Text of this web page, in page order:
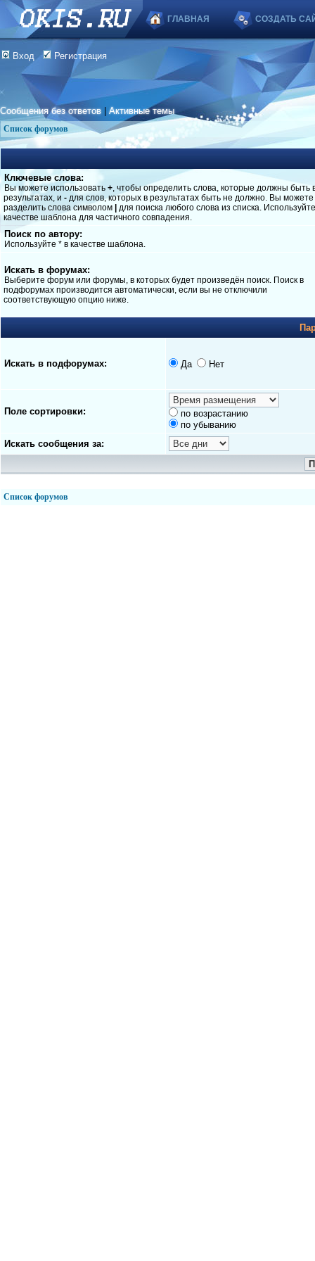
ГЛАВНАЯ СОЗДАТЬ
Вход Регистрация
Сообщения без ответов |Активные темы
Список форумов
Ключевые слова:
Вы можете использовать +, чтобы определить слова, которые должны быть
результатах, и - для слов, которых в результатах быть не должно. Вы можете
разделить слова символом
для поиска любого слова из списка.
качестве шаблона для частичного совпадения.
Поиск по автору:
Используйте * в качестве шаблона.
Искать в форумах:
Выберите форум или форумы, в которых будет произведён поиск. Поиск в
подфорумах производится автоматически, если вы не отключили
соответствующую опцию ниже.
Искать в подфорумах: Да Нет
Поле сортировки:
по возрастанию
по убыванию
Искать сообщения за:
Список форумов